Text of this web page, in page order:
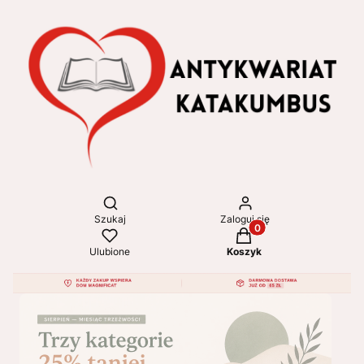
Otwórz wyszukiwarkę
Szukaj Zaloguj się
Ulubione
Produkty w koszyku:
Koszyk